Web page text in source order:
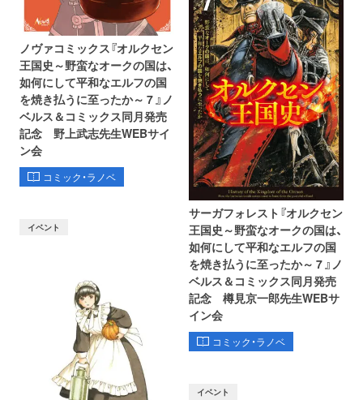
ノヴァコミックス『オルクセン
王国史～野蛮なオークの国は、
如何にして平和なエルフの国
を焼き払うに至ったか～ 7 』ノ
ベルス＆コミックス同月発売
記念 野上武志先生WEBサイ
ン会
コミック・ラノベ
サーガフォレスト『オルクセン
王国史～野蛮なオークの国は、
如何にして平和なエルフの国
を焼き払うに至ったか～ 7 』ノ
ベルス＆コミックス同月発売
記念 樽見京一郎先生WEBサ
イン会
コミック・ラノベ
イベント
イベント